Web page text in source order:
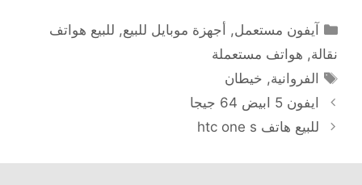
التصنيفات
آيفون مستعمل, أجهزة موبايل للبيع, للبيع هواتف
نقالة, هواتف مستعملة
الوسوم
الفروانية, خيطان
ايفون 5 ابيض 64 جيجا
للبيع هاتف htc one s